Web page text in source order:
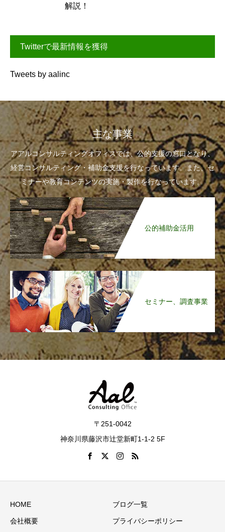
解説！
Twitterで最新情報を獲得
Tweets by aalinc
主な事業
アアルコンサルティングオフィスでは、公的支援の窓口となり、
経営コンサルティング・補助金支援を行なっています。また、セ
ミナーや教育コンテンツの実施・製作を行なっています。
公的補助金活用
セミナー、調査事業
〒251-0042
神奈川県藤沢市辻堂新町1-1-2 5F
HOME ブログ一覧
会社概要 プライバシーポリシー